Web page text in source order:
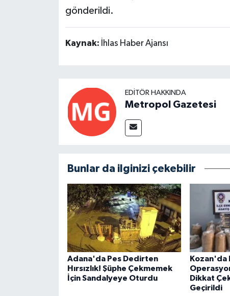
gönderildi.
Kaynak: İhlas Haber Ajansı
EDITÖR HAKKINDA
Metropol Gazetesi
Bunlar da ilginizi çekebilir
Adana'da Pes Dedirten
Hırsızlık! Şüphe Çekmemek
İçin Sandalyeye Oturdu
Kozan'da
Dikkat
Geçirildi